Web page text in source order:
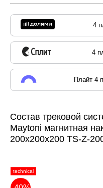
4
4
Плайт 4
Состав трековой
Maytoni магнитная
200x200x200 TS-Z-
technical